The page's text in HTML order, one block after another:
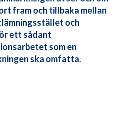
fram och tillbaka mellan
och
ett sådant
som en
ska omfatta.